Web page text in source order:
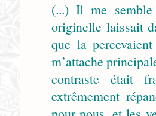
(...) Il me
originelle laissait
que la
m’attache
contraste était
extrêmement